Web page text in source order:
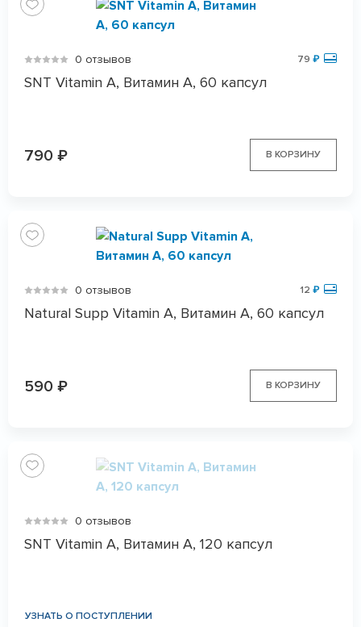
0 отзывов 79 ₽
SNT Vitamin A, Витамин А, 60 капсул
790 ₽ В КОРЗИНУ
0 отзывов 12 ₽
Natural Supp Vitamin A, Витамин А, 60 капсул
590 ₽ В КОРЗИНУ
0 отзывов
SNT Vitamin A, Витамин А, 120 капсул
УЗНАТЬ О ПОСТУПЛЕНИИ